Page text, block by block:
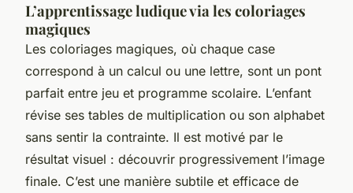
L’apprentissage ludique via les coloriages
magiques
Les coloriages magiques, où chaque case
correspond à un calcul ou une lettre, sont un pont
parfait entre jeu et programme scolaire. L’enfant
révise ses tables de multiplication ou son alphabet
sans sentir la contrainte. Il est motivé par le
résultat visuel : découvrir progressivement l’image
finale. C’est une manière subtile et efficace de